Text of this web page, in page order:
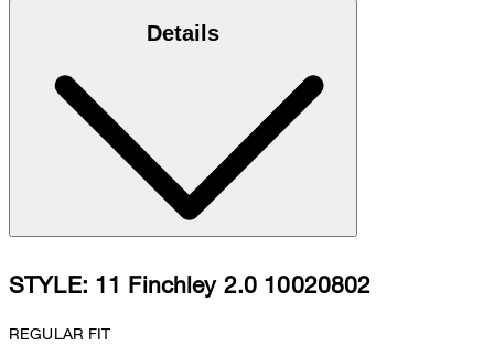
Details
STYLE: 11 Finchley 2.0 10020802
REGULAR FIT